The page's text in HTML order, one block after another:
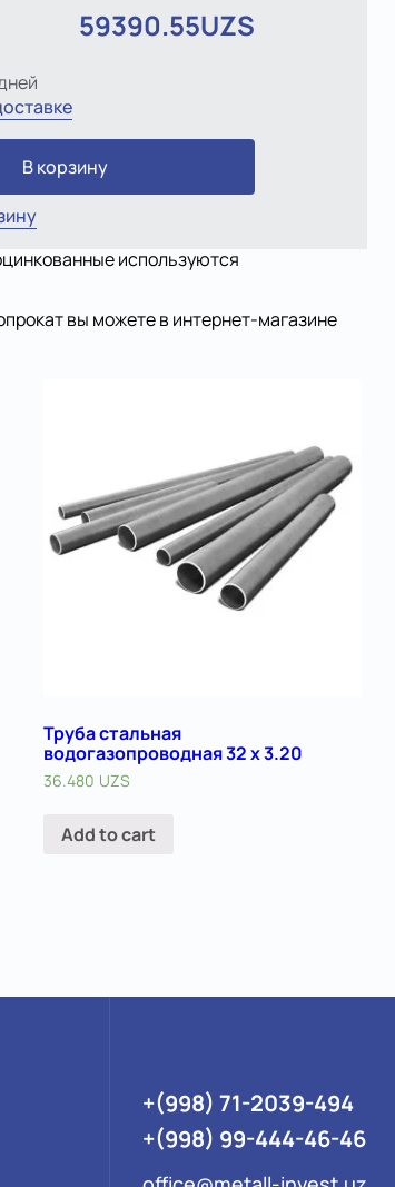
59390.55UZS
В корзину
используются
вы можете в интернет-магазине
Труба стальная
водогазопроводная 32 х 3.20
36.480 UZS
Add to cart
+(998) 71-2039-494
+(998) 99-444-46-46